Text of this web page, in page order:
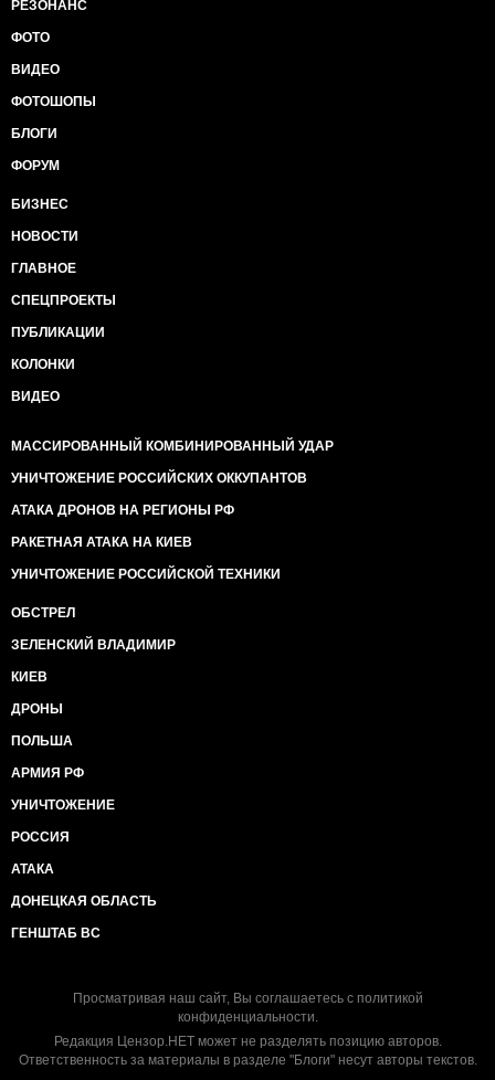
РЕЗОНАНС
ФОТО
ВИДЕО
ФОТОШОПЫ
БЛОГИ
ФОРУМ
БИЗНЕС
НОВОСТИ
ГЛАВНОЕ
СПЕЦПРОЕКТЫ
ПУБЛИКАЦИИ
КОЛОНКИ
ВИДЕО
МАССИРОВАННЫЙ КОМБИНИРОВАННЫЙ УДАР
УНИЧТОЖЕНИЕ РОССИЙСКИХ ОККУПАНТОВ
АТАКА ДРОНОВ НА РЕГИОНЫ РФ
РАКЕТНАЯ АТАКА НА КИЕВ
УНИЧТОЖЕНИЕ РОССИЙСКОЙ ТЕХНИКИ
ОБСТРЕЛ
ЗЕЛЕНСКИЙ ВЛАДИМИР
КИЕВ
ДРОНЫ
ПОЛЬША
АРМИЯ РФ
УНИЧТОЖЕНИЕ
РОССИЯ
АТАКА
ДОНЕЦКАЯ ОБЛАСТЬ
ГЕНШТАБ ВС
Просматривая наш сайт, Вы соглашаетесь с политикой
конфиденциальности.
Редакция Цензор.НЕТ может не разделять позицию авторов.
Ответственность за материалы в разделе "Блоги" несут авторы текстов.